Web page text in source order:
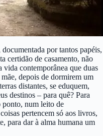
por tantos papéis,
certidão de casamento, não
contemporânea que duas
depois de dormirem um
distantes, se eduquem,
destinos – para quê? Para
ponto, num leito de
pertencem só aos livros,
para dar à alma humana um